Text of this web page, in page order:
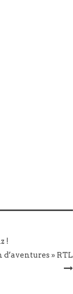
!
» RTL